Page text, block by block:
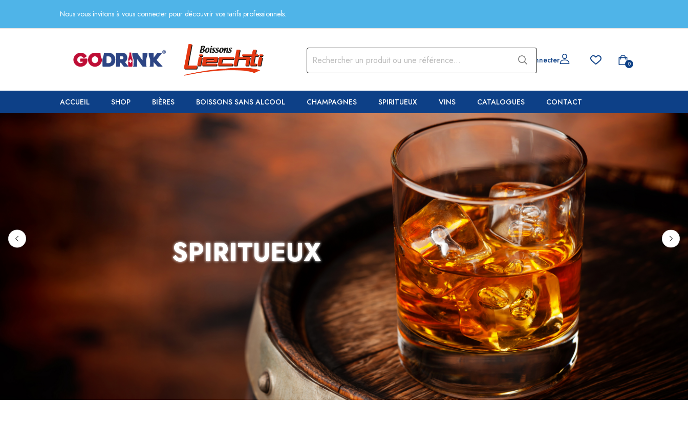
Nous vous invitons à vous connecter pour découvrir vos tarifs professionnels.
Se connecter 0
ACCUEIL SHOP BIÈRES BOISSONS SANS ALCOOL CHAMPAGNES SPIRITUEUX VINS CATALOGUES CONTACT
SPIRITUEUX